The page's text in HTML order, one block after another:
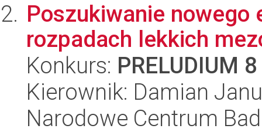
Poszukiwanie nowego
rozpadach lekkich
Konkurs: PRELUDIUM 8
Kierownik: Damian
Narodowe Centrum